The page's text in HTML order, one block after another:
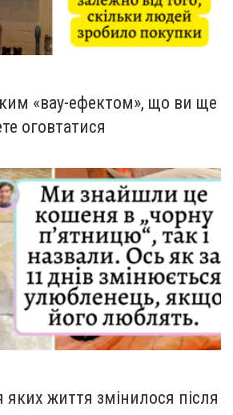
«вау-ефектом», що ви ще
оговтатися
яких життя змінилося після